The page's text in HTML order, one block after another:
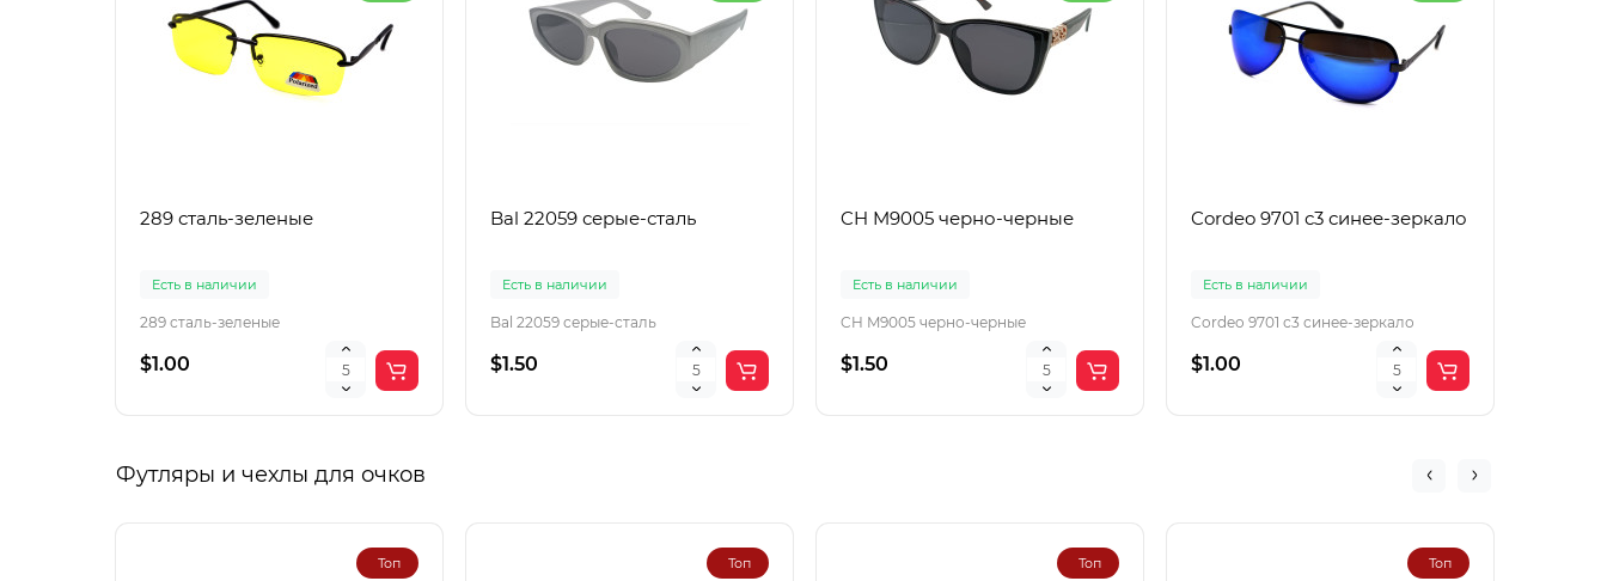
289 сталь-зеленые
Есть в наличии
289 сталь-зеленые
$1.00
Bal 22059 серые-сталь
Есть в наличии
Bal 22059 серые-сталь
$1.50
CH M9005 черно-черные
Есть в наличии
CH M9005 черно-черные
$1.50
Cordeo 9701 с3 синее-зеркало
Есть в наличии
Cordeo 9701 с3 синее-зеркало
$1.00
Футляры и чехлы для очков
Топ Топ Топ Топ